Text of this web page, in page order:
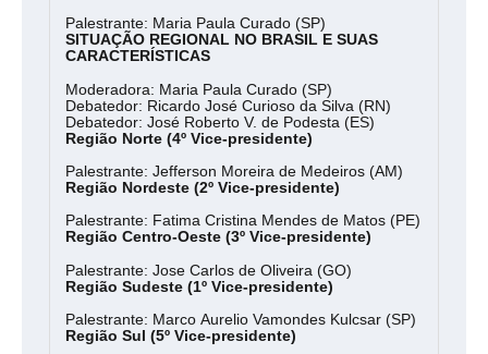
Palestrante: Maria Paula Curado (SP)
SITUAÇÃO REGIONAL NO BRASIL E SUAS
CARACTERÍSTICAS
Moderadora: Maria Paula Curado (SP)
Debatedor: Ricardo José Curioso da Silva (RN)
Debatedor: José Roberto V. de Podesta (ES)
Região Norte (4º Vice-presidente)
Palestrante: Jefferson Moreira de Medeiros (AM)
Região Nordeste (2º Vice-presidente)
Palestrante: Fatima Cristina Mendes de Matos (PE)
Região Centro-Oeste (3º Vice-presidente)
Palestrante: Jose Carlos de Oliveira (GO)
Região Sudeste (1º Vice-presidente)
Palestrante: Marco Aurelio Vamondes Kulcsar (SP)
Região Sul (5º Vice-presidente)